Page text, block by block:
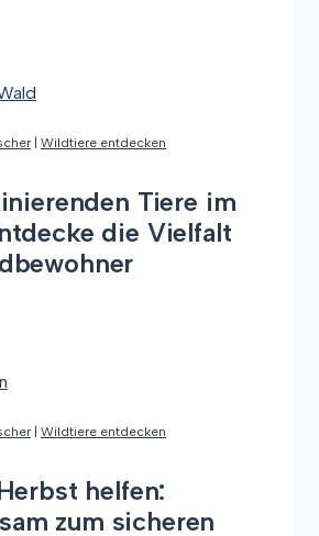
Schütze,
lebt
| Wildtiere entdecken
Tiere im
die Vielfalt
im
Vielfalt
der
| Wildtiere entdecken
helfen:
zum sicheren